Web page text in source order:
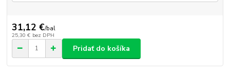
31,12 €/bal
25,30 € bez DPH
Pridať do košíka